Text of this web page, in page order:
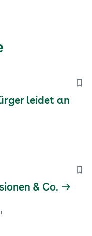
leidet an
& Co.